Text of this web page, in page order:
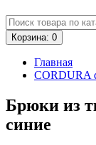
Корзина: 0
Главная
CORDURA
Брюки из
синие